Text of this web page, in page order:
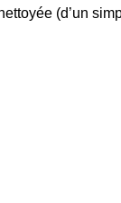
(d’un